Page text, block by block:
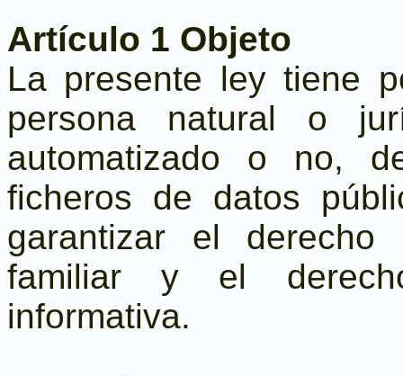
Artículo 1 Objeto
La presente ley tiene
persona natural o
automatizado o no,
ficheros de datos
garantizar el
familiar y el
informativa.